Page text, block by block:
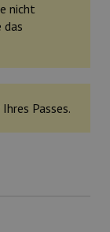
nicht
Passes.